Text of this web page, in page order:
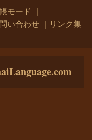
モード
い合わせ
リンク集